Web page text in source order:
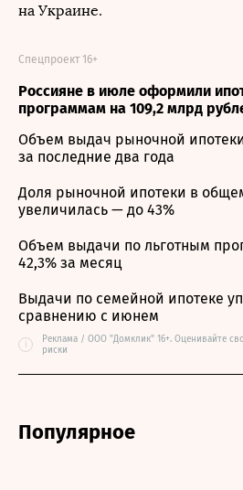
на Украине.
Россияне в июле оформили
программам на 109,2 млрд
Спецпроект 16+
Объем выдач рыночной
за последние два года
Доля рыночной ипотеки в
увеличилась — до 43%
Объем выдачи по льготным
42,3% за месяц
Выдачи по семейной ипотеке
сравнению с июнем
i
Реклама / ООО "Домклик" 16+. Оценивайте
риски
Популярное